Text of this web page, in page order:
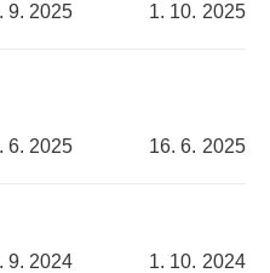
9. 2025 1. 10. 2025
6. 2025 16. 6. 2025
9. 2024 1. 10. 2024